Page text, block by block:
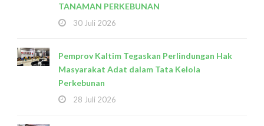
TANAMAN PERKEBUNAN
30 Juli 2026
Pemprov Kaltim Tegaskan Perlindungan Hak
Masyarakat Adat dalam Tata Kelola
Perkebunan
28 Juli 2026